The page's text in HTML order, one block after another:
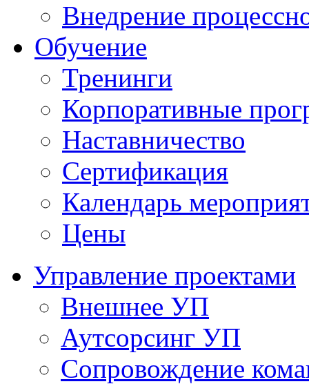
Внедрение
Обучениe
Тренинги
Корпоративные
Наставничество
Сертификация
Календарь
Цены
Управление проектами
Внешнее УП
Аутсорсинг УП
Сопровождение